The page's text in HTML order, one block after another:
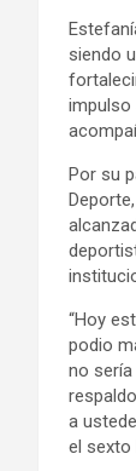
siendo
impulso
Por su
“Hoy
podio
no
a
el sexto